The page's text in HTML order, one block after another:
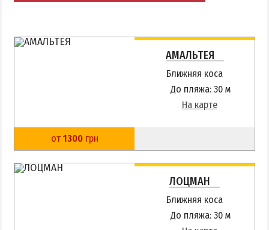
Приморская площадь
Маршрутки
РЕКОМЕНДАЦИИ ПО ВЫБОРУ ЖИЛЬЯ
АМАЛЬТЕЯ
Ближняя коса
До пляжа: 30 м
На карте
от 1300грн
ЛОЦМАН
Ближняя коса
До пляжа: 30 м